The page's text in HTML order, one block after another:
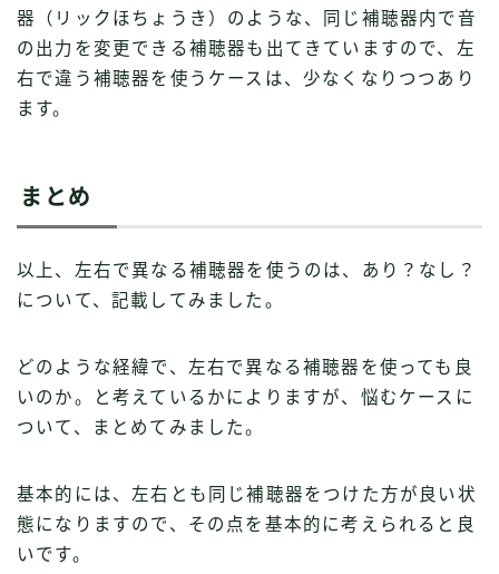
器（リックほちょうき）のような、同じ補聴器内で音
の出力を変更できる補聴器も出てきていますので、左
右で違う補聴器を使うケースは、少なくなりつつあり
ます。
まとめ
以上、左右で異なる補聴器を使うのは、あり？なし？
について、記載してみました。
どのような経緯で、左右で異なる補聴器を使っても良
いのか。と考えているかによりますが、悩むケースに
ついて、まとめてみました。
基本的には、左右とも同じ補聴器をつけた方が良い状
態になりますので、その点を基本的に考えられると良
いです。